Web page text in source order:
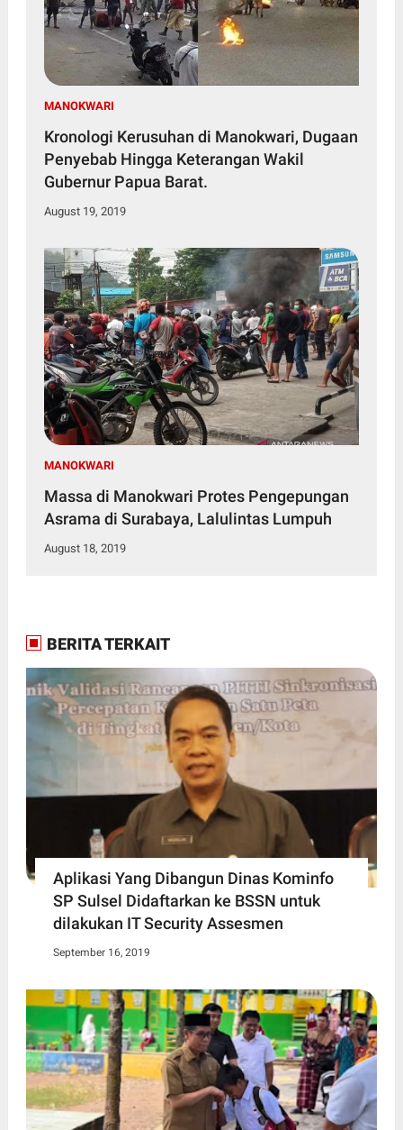
MANOKWARI
Kronologi Kerusuhan di Manokwari, Dugaan
Penyebab Hingga Keterangan Wakil
Gubernur Papua Barat.
August 19, 2019
MANOKWARI
Massa di Manokwari Protes Pengepungan
Asrama di Surabaya, Lalulintas Lumpuh
August 18, 2019
BERITA TERKAIT
Aplikasi Yang Dibangun Dinas Kominfo
SP Sulsel Didaftarkan ke BSSN untuk
dilakukan IT Security Assesmen
September 16, 2019